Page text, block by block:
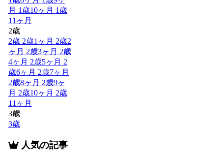
月 1歳10ヶ月 1歳
11ヶ月
2歳
2歳 2歳1ヶ月 2歳2
ヶ月 2歳3ヶ月 2歳
4ヶ月 2歳5ヶ月 2
歳6ヶ月 2歳7ヶ月
2歳8ヶ月 2歳9ヶ
月 2歳10ヶ月 2歳
11ヶ月
3歳
3歳
人気の記事